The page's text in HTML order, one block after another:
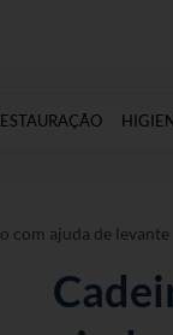
com ajuda de levante